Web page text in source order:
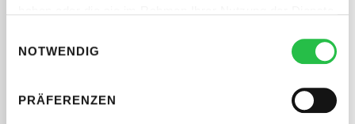
NOTWENDIG
PRÄFERENZEN
Sie wollen direkt Kontakt
Direkt Termin buchen